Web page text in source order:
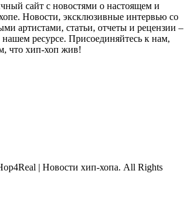
сайт с новостями о настоящем и
Новости, эксклюзивные интервью со
артистами, статьи, отчеты и рецензии –
нашем ресурсе. Присоединяйтесь к нам,
что хип-хоп жив!
| Новости хип-хопа. All Rights